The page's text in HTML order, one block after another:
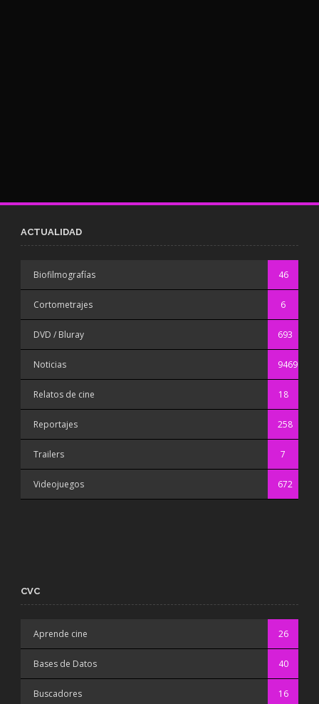
ACTUALIDAD
Biofilmografías 46
Cortometrajes 6
DVD / Bluray 693
Noticias 9469
Relatos de cine 18
Reportajes 258
Trailers 7
Videojuegos 672
CVC
Aprende cine 26
Bases de Datos 40
Buscadores 16